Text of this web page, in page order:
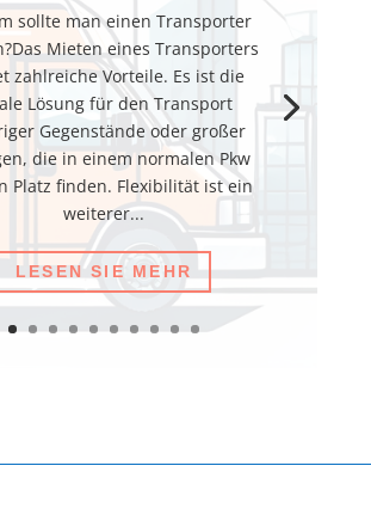
sollte man einen Transporter
Mieten eines Transporters
zahlreiche Vorteile. Es ist die
Lösung für den Transport
Gegenstände oder großer
die in einem normalen Pkw
Platz finden. Flexibilität ist ein
weiterer...
LESEN SIE MEHR